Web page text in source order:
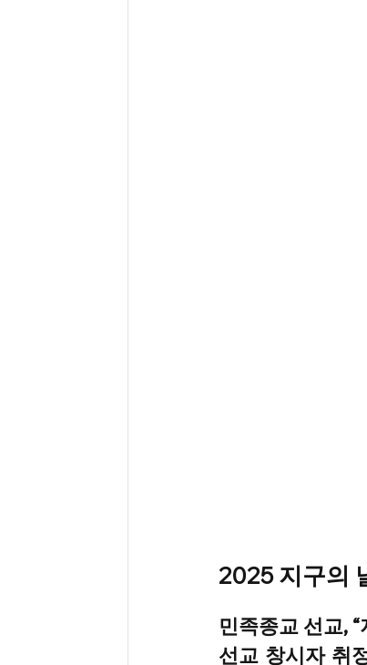
2025 지구의
민족종교 선교,
선교 창시자 취